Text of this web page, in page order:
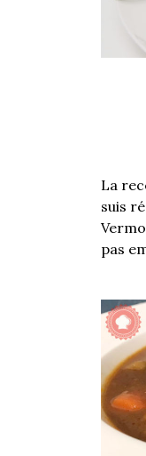
La
suis
pas